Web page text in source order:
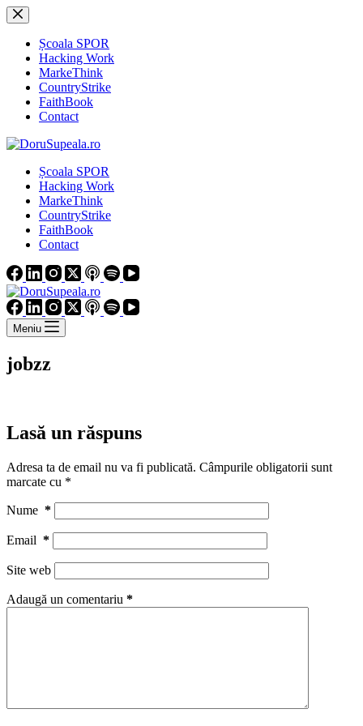
Sari
la
conținutȘcoala SPOR
Hacking Work
MarkeThink
CountryStrike
FaithBook
Contact
Școala SPOR
Hacking Work
MarkeThink
CountryStrike
FaithBook
Contact
Meniu
jobzz
Lasă un răspuns
Adresa ta de email nu va fi publicată. Câmpurile obligatorii sunt
marcate cu *
Nume *
Email *
Site web
Adaugă un comentariu *